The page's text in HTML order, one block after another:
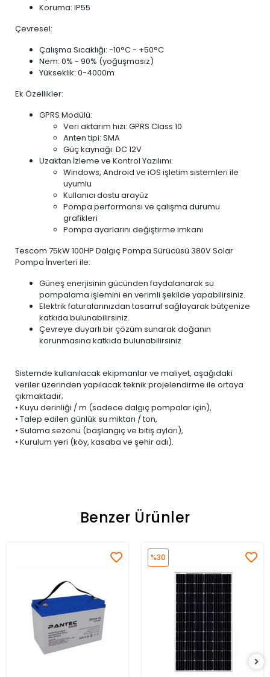
Koruma: IP55
Çevresel:
Çalışma Sıcaklığı: -10°C - +50°C
Nem: 0% - 90% (yoğuşmasız)
Yükseklik: 0-4000m
Ek Özellikler:
GPRS Modülü:
Veri aktarım hızı: GPRS Class 10
Anten tipi: SMA
Güç kaynağı: DC 12V
Uzaktan İzleme ve Kontrol Yazılımı:
Windows, Android ve iOS işletim sistemleri ile
uyumlu
Kullanıcı dostu arayüz
Pompa performansı ve çalışma durumu
grafikleri
Pompa ayarlarını değiştirme imkanı
Tescom 75kW 100HP Dalgıç Pompa Sürücüsü 380V Solar
Pompa İnverteri ile:
Güneş enerjisinin gücünden faydalanarak su
pompalama işlemini en verimli şekilde yapabilirsiniz.
Elektrik faturalarınızdan tasarruf sağlayarak bütçenize
katkıda bulunabilirsiniz.
Çevreye duyarlı bir çözüm sunarak doğanın
korunmasına katkıda bulunabilirsiniz.
Sistemde kullanılacak ekipmanlar ve maliyet, aşağıdaki
veriler üzerinden yapılacak teknik projelendirme ile ortaya
çıkmaktadır;
• Kuyu derinliği / m (sadece dalgıç pompalar için),
• Talep edilen günlük su miktarı / ton,
• Sulama sezonu (başlangıç ve bitiş ayları),
• Kurulum yeri (köy, kasaba ve şehir adı).
Benzer Ürünler
%30